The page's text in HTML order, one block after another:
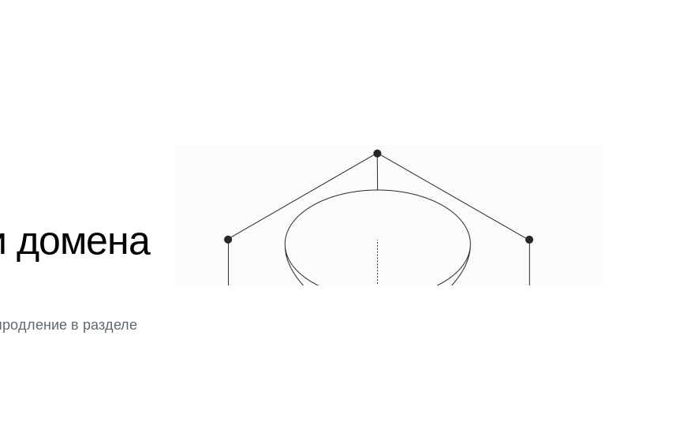
домена
в разделе